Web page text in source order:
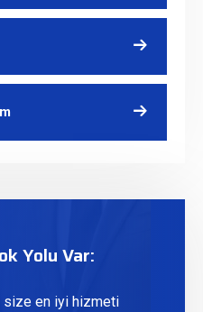
Yolu Var:
size en iyi hizmeti